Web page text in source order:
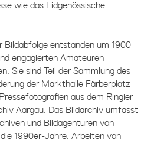
wie das Eidgenössische
Bildabfolge entstanden um 1900
engagierten Amateuren
Sie sind Teil der Sammlung des
der Markthalle Färberplatz
aus dem Ringier
Aargau. Das Bildarchiv umfasst
und Bildagenturen von
1990er-Jahre. Arbeiten von